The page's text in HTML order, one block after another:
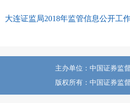
大连证监局2018年监管信息公开工
主办单位：中国证券监
版权所有：中国证券监